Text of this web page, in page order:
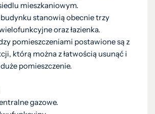
mieszkaniowym.
stanowią obecnie trzy
oraz łazienka.
pomieszczeniami postawione są z
którą można z łatwością usunąć i
pomieszczenie.
gazowe.